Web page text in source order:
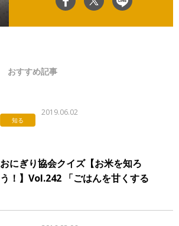
おすすめ記事
知る
2019.06.02
おにぎり協会クイズ【お米を知ろ
う！】Vol.242 「ごはんを甘くする